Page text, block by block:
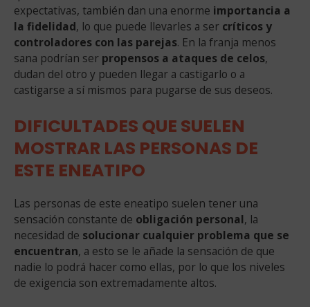
expectativas, también dan una enorme importancia a
la fidelidad, lo que puede llevarles a ser críticos y
controladores con las parejas. En la franja menos
sana podrían ser propensos a ataques de celos,
dudan del otro y pueden llegar a castigarlo o a
castigarse a sí mismos para pugarse de sus deseos.
DIFICULTADES QUE SUELEN
MOSTRAR LAS PERSONAS DE
ESTE ENEATIPO
Las personas de este eneatipo suelen tener una
sensación constante de obligación personal, la
necesidad de solucionar cualquier problema que se
encuentran, a esto se le añade la sensación de que
nadie lo podrá hacer como ellas, por lo que los niveles
de exigencia son extremadamente altos.